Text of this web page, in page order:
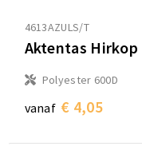
4613AZULS/T
Aktentas Hirkop
Polyester 600D
vanaf € 4,05